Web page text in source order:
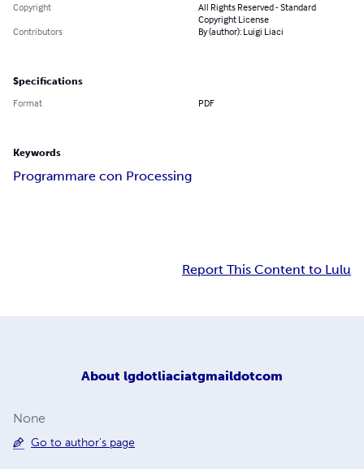
Copyright
All Rights Reserved - Standard
Copyright License
Contributors
By (author): Luigi Liaci
Specifications
Format PDF
Keywords
Programmare con Processing
Report This Content to Lulu
About lgdotliaciatgmaildotcom
None
Go to author's page